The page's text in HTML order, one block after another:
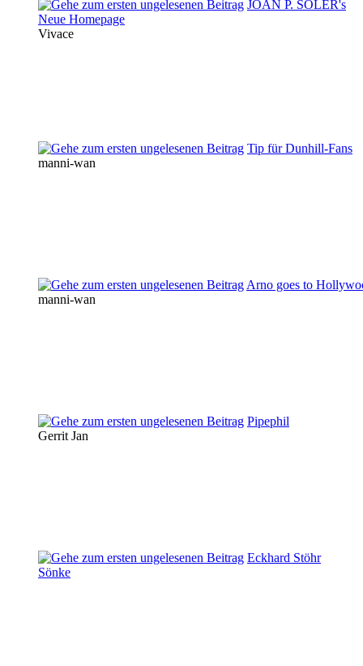
JOAN P. SOLER's
Neue Homepage
Vivace
Tip für Dunhill-Fans
manni-wan
Arno goes to
manni-wan
Pipephil
Gerrit Jan
Eckhard Stöhr
Sönke